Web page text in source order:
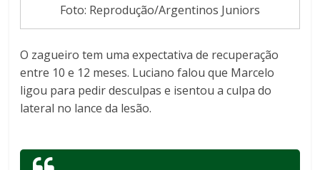
Foto: Reprodução/Argentinos Juniors
O zagueiro tem uma expectativa de recuperação
entre 10 e 12 meses. Luciano falou que Marcelo
ligou para pedir desculpas e isentou a culpa do
lateral no lance da lesão.